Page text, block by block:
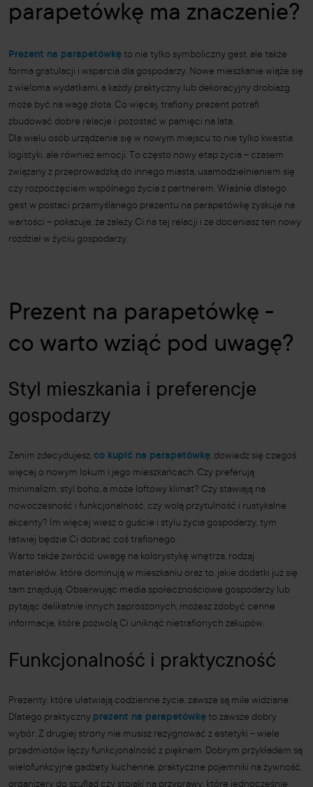
parapetówkę ma znaczenie?
Prezent na parapetówkęto nie tylko symboliczny gest, ale także
forma gratulacji i wsparcia dla gospodarzy. Nowe mieszkanie wiąże się
z wieloma wydatkami, a każdy praktyczny lub dekoracyjny drobiazg
może być na wagę złota. Co więcej, trafiony prezent potrafi
zbudować dobre relacje i pozostać w pamięci na lata.
Dla wielu osób urządzenie się w nowym miejscu to nie tylko kwestia
logistyki, ale również emocji. To często nowy etap życia – czasem
związany z przeprowadzką do innego miasta, usamodzielnieniem się
czy rozpoczęciem wspólnego życia z partnerem. Właśnie dlatego
gest w postaci przemyślanego prezentu na parapetówkę zyskuje na
wartości – pokazuje, że zależy Ci na tej relacji i że doceniasz ten nowy
rozdział w życiu gospodarzy.
Prezent na parapetówkę -
co warto wziąć pod uwagę?
Styl mieszkania i preferencje
gospodarzy
Zanim zdecydujesz,co kupić na parapetówkę, dowiedz się czegoś
więcej o nowym lokum i jego mieszkańcach. Czy preferują
minimalizm, styl boho, a może loftowy klimat? Czy stawiają na
nowoczesność i funkcjonalność, czy wolą przytulność i rustykalne
akcenty? Im więcej wiesz o guście i stylu życia gospodarzy, tym
łatwiej będzie Ci dobrać coś trafionego.
Warto także zwrócić uwagę na kolorystykę wnętrza, rodzaj
materiałów, które dominują w mieszkaniu oraz to, jakie dodatki już się
tam znajdują. Obserwując media społecznościowe gospodarzy lub
pytając delikatnie innych zaproszonych, możesz zdobyć cenne
informacje, które pozwolą Ci uniknąć nietrafionych zakupów.
Funkcjonalność i praktyczność
Prezenty, które ułatwiają codzienne życie, zawsze są mile widziane.
Dlatego praktyczny prezent na parapetówkęto zawsze dobry
wybór. Z drugiej strony nie musisz rezygnować z estetyki – wiele
przedmiotów łączy funkcjonalność z pięknem. Dobrym przykładem są
wielofunkcyjne gadżety kuchenne, praktyczne pojemniki na żywność,